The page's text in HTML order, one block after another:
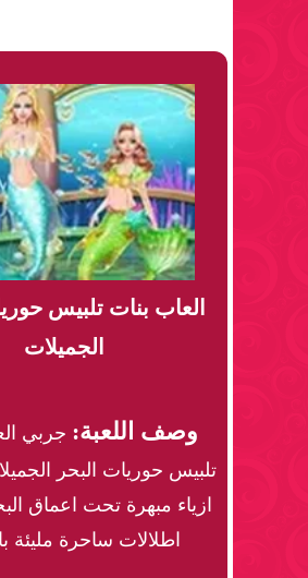
العاب بنات تلبيس
الجميلات
وصف اللعبة: جربي
تلبيس حوريات البحر
ازياء مبهرة تحت اعماق
اطلالات ساحرة مليئة